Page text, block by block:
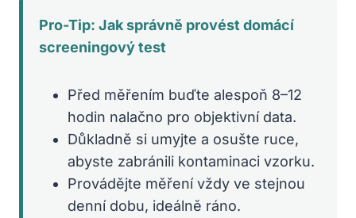
Pro-Tip: Jak správně provést domácí
screeningový test
Před měřením buďte alespoň 8–12
hodin nalačno pro objektivní data.
Důkladně si umyjte a osušte ruce,
abyste zabránili kontaminaci vzorku.
Provádějte měření vždy ve stejnou
denní dobu, ideálně ráno.